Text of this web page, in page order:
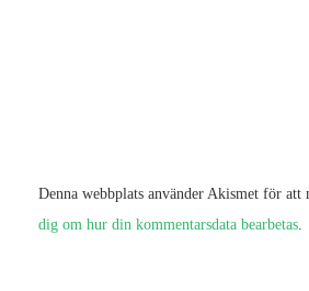
Denna webbplats använder Akismet för att
dig om hur din kommentarsdata bearbetas.